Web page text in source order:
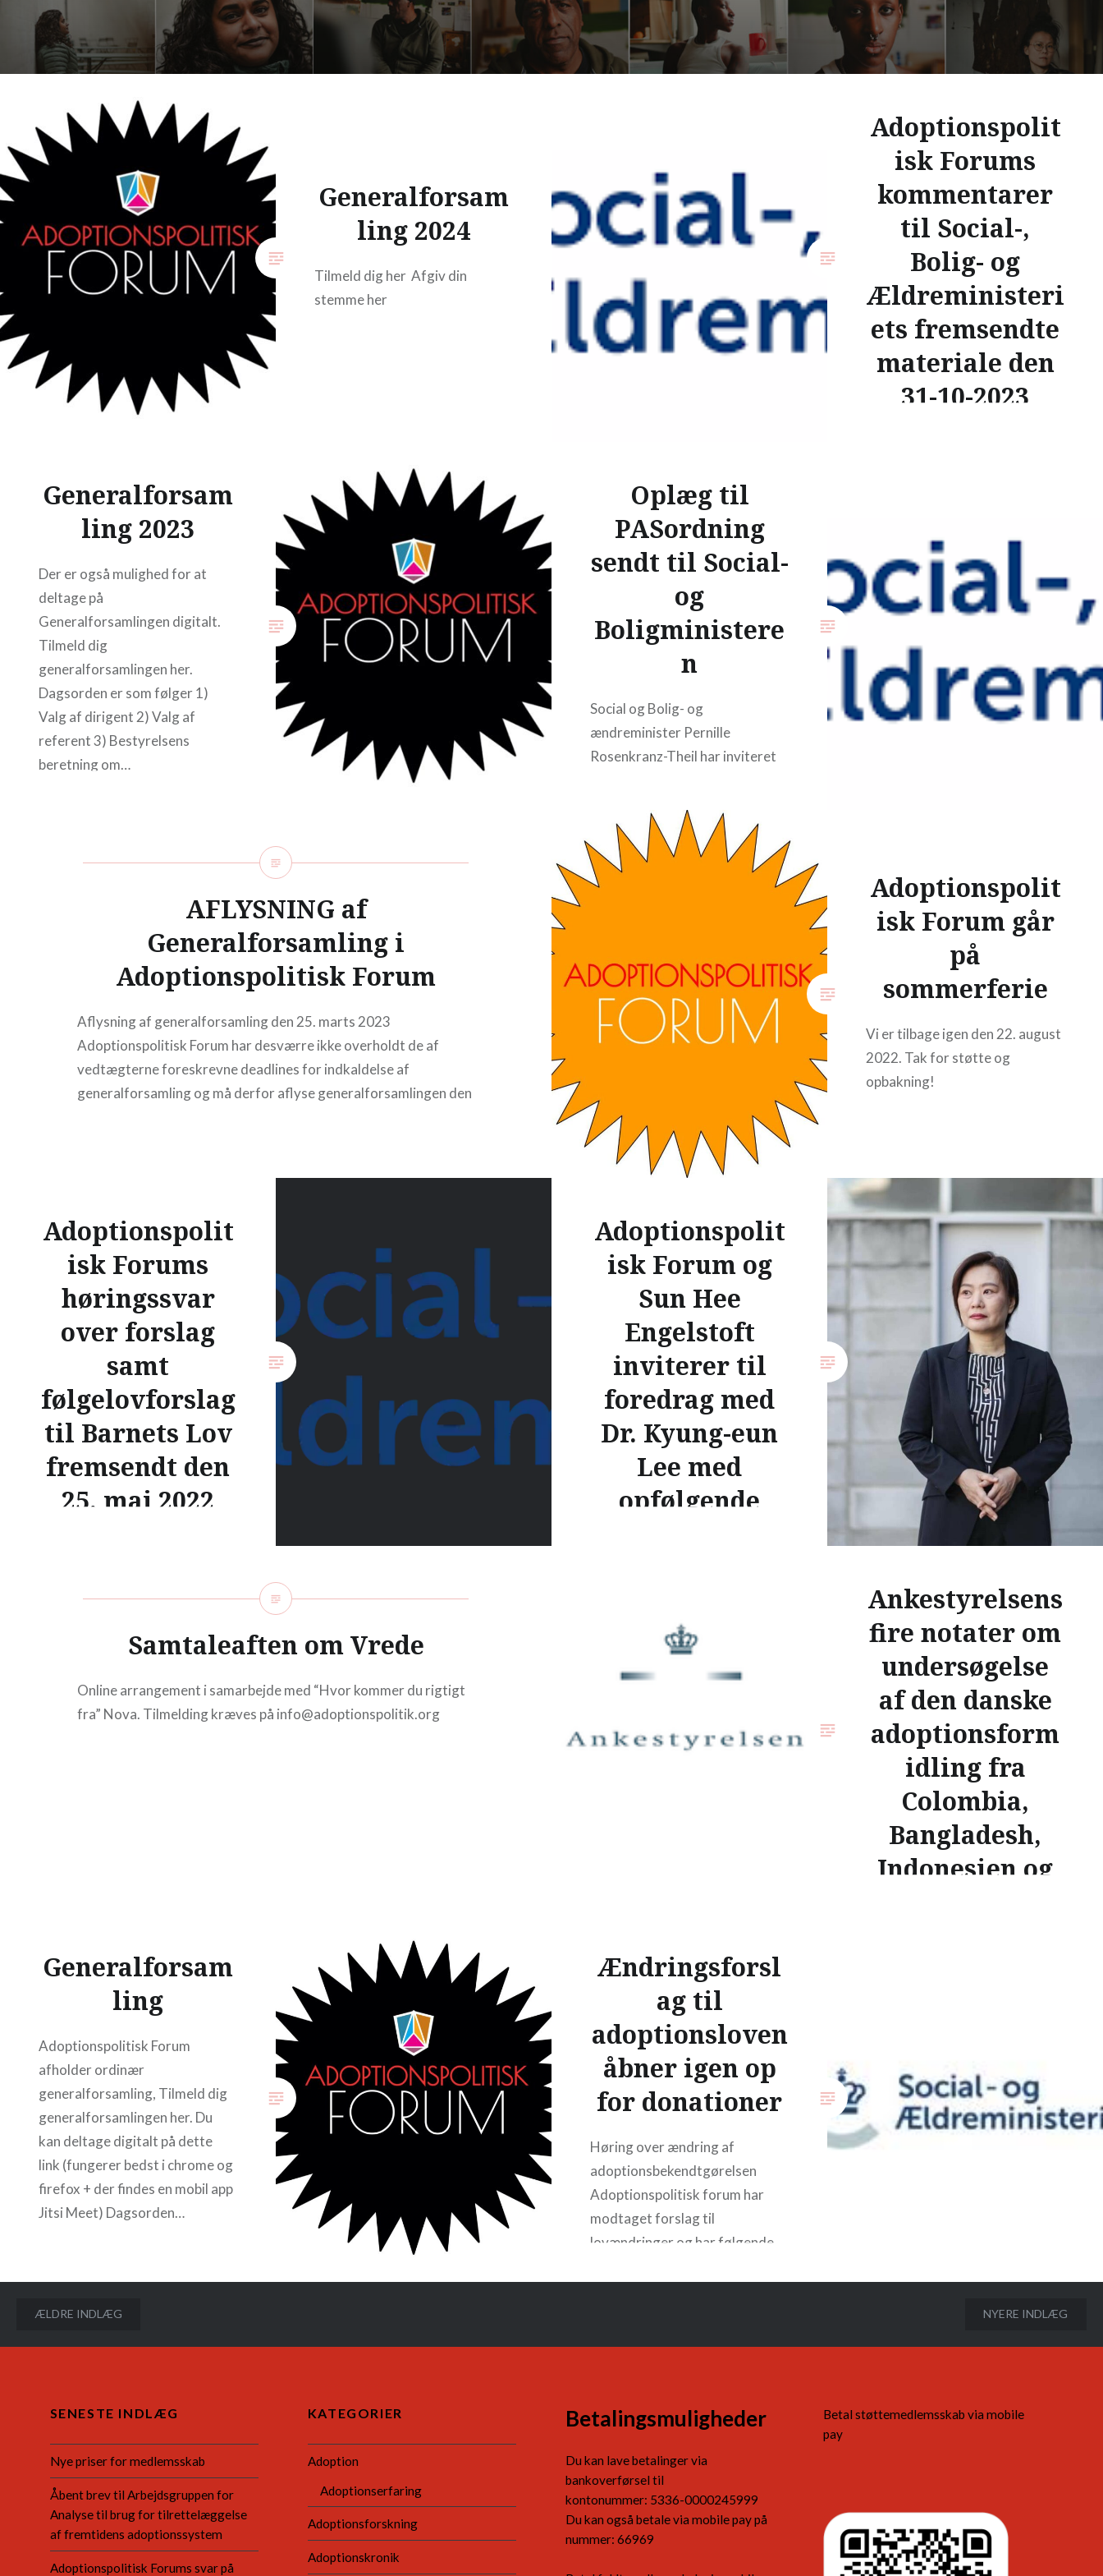
Generalforsam
ling 2024
Tilmeld dig her Afgiv din
stemme her
Adoptionspolit
isk Forums
kommentarer
til Social-,
Bolig- og
Ældreministeri
ets fremsendte
materiale den
31-10-2023
§ 4 a, stk. 2, i adoptionsloven
e) En adoption af et…
Generalforsam
ling 2023
Der er også mulighed for at
deltage på
Generalforsamlingen digitalt.
Tilmeld dig
generalforsamlingen her.
Dagsorden er som følger 1)
Valg af dirigent 2) Valg af
referent 3) Bestyrelsens
beretning om…
Oplæg til
PASordning
sendt til Social-
og
Boligministere
n
Social og Bolig- og
ændreminister Pernille
Rosenkranz-Theil har inviteret
forbedret Pasordning.
Adoptionspolitisk Forum er ikke
en af dem. Vi…
AFLYSNING af
Generalforsamling i
Adoptionspolitisk Forum
Aflysning af generalforsamling den 25. marts 2023
Adoptionspolitisk Forum har desværre ikke overholdt de af
vedtægterne foreskrevne deadlines for indkaldelse af
generalforsamling og må derfor aflyse generalforsamlingen den
READ MORE
Adoptionspolit
isk Forum går
på
sommerferie
Vi er tilbage igen den 22. august
2022. Tak for støtte og
opbakning!
Adoptionspolit
isk Forums
høringssvar
over forslag
samt
følgelovforslag
til Barnets Lov
fremsendt den
25. maj 2022
Lov generelt indeholder en
svækkelser, men
Adoptionspolitisk Forum har
Adoptionspolit
isk Forum og
Sun Hee
Engelstoft
inviterer til
foredrag med
Dr. Kyung-eun
Lee med
opfølgende
Jørgensen og
Kasper
International adoption i opbrud!
Samtaleaften om Vrede
Online arrangement i samarbejde med “Hvor kommer du rigtigt
fra” Nova. Tilmelding kræves på info@adoptionspolitik.org
Ankestyrelsens
fire notater om
undersøgelse
af den danske
adoptionsform
idling fra
Colombia,
Bangladesh,
Indonesien og
barslet med deres
undersøgelse, der ikke
overraskende fritager Danmark
for ansvar i forhold til de
Generalforsam
ling
Adoptionspolitisk Forum
afholder ordinær
generalforsamling, Tilmeld dig
generalforsamlingen her. Du
kan deltage digitalt på dette
link (fungerer bedst i chrome og
firefox + der findes en mobil app
Jitsi Meet) Dagsorden…
Ændringsforsl
ag til
adoptionsloven
åbner igen op
for donationer
Høring over ændring af
adoptionsbekendtgørelsen
Adoptionspolitisk forum har
modtaget forslag til
lovændringer og har følgende
Navigation
til
ÆLDRE INDLÆG NYERE INDLÆG
SENESTE INDLÆG
Nye priser for medlemsskab
Åbent brev til Arbejdsgruppen for
Analyse til brug for tilrettelæggelse
af fremtidens adoptionssystem
Adoptionspolitisk Forums svar på
KATEGORIER
Adoption
Adoptionserfaring
Adoptionsforskning
Adoptionskronik
Betalingsmuligheder
Du kan lave betalinger via
bankoverførsel til
kontonummer: 5336-0000245999
Du kan også betale via mobile pay på
nummer: 66969
Betal støttemedlemsskab via mobile
pay